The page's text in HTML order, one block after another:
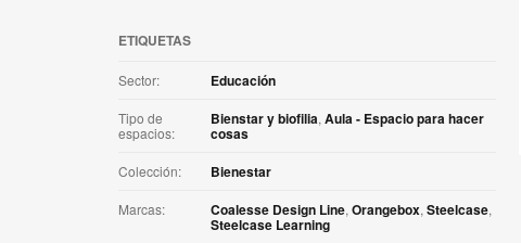
ETIQUETAS
Sector: Educación
Tipo de
espacios:
Bienstar y biofilia, Aula - Espacio para hacer
cosas
Colección: Bienestar
Marcas: Coalesse Design Line, Orangebox, Steelcase,
Steelcase Learning